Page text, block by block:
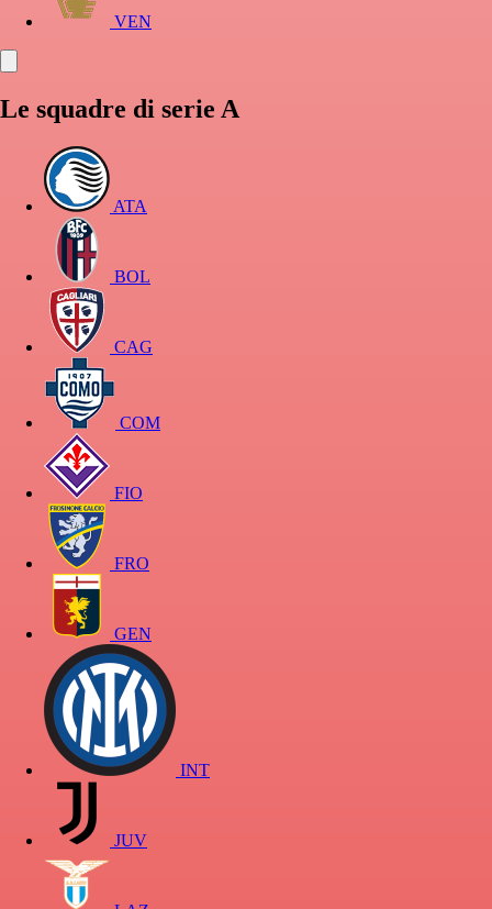
VEN
Le squadre di serie A
ATA
BOL
CAG
COM
FIO
FRO
GEN
INT
JUV